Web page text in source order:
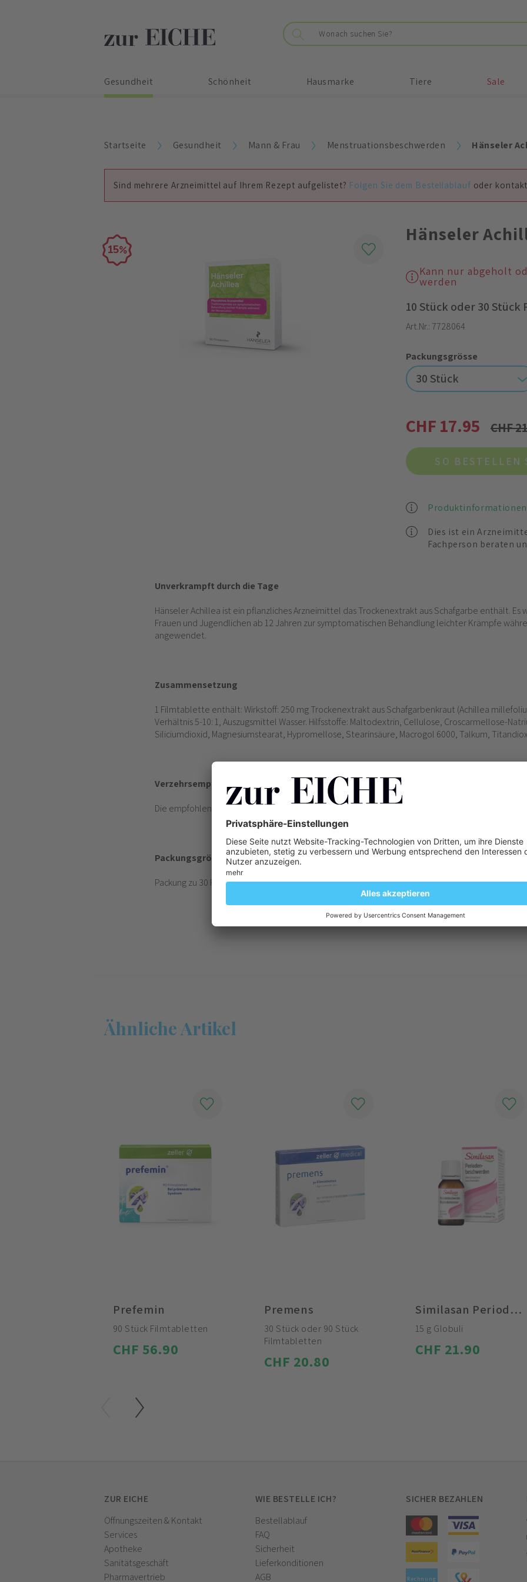
Gesundheit Schönheit Hausmarke Tiere Sale
Startseite Gesundheit Mann & Frau Menstruationsbeschwerden Hänseler
Sind mehrere Arzneimittel auf Ihrem Rezept aufgelistet? Folgen Sie dem Bestellablauf oder
15
Hänseler
Kann nur abgeholt
werden
10 Stück oder 30
Art.Nr.: 7728064
Packungsgrösse
30 Stück
CHF
CHF 17.95
SO BESTELLEN
Produktinformationen
Dies ist ein
Fachperson beraten
Unverkrampft durch die Tage
Hänseler Achillea ist ein pflanzliches Arzneimittel das Trockenextrakt aus Schafgarbe enthält. Es
Frauen und Jugendlichen ab 12 Jahren zur symptomatischen Behandlung leichter Krämpfe
angewendet.
Zusammensetzung
1 Filmtablette enthält: Wirkstoff: 250 mg Trockenextrakt aus Schafgarbenkraut (Achillea
Verhältnis 5-10: 1, Auszugsmittel Wasser. Hilfsstoffe: Maltodextrin, Cellulose, Croscarmellose-
Siliciumdioxid, Magnesiumstearat, Hypromellose, Stearinsäure, Macrogol 6000, Talkum,
Verzehrsempfehlung
Die empfohlene Dosis beträgt: Erwachsene Frauen und Jugendliche ab 12 Jahren 1 Filmtablette
Packungsgrösse
Packung zu 30 Filmtabletten
Ähnliche Artikel
Prefemin
90 Stück Filmtabletten
CHF 56.90
Premens
30 Stück oder 90 Stück
Filmtabletten
CHF 20.80
Similasan Periodenbeschwerden Globuli
15 g Globuli
CHF 21.90
ZUR EICHE
Öffnungszeiten & Kontakt
Services
Apotheke
Sanitätsgeschäft
Pharmavertrieb
WIE BESTELLE ICH?
Bestellablauf
FAQ
Sicherheit
Lieferkonditionen
AGB
SICHER BEZAHLEN
Rechnung